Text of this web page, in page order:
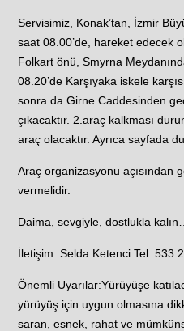
Servisimiz, Konak’tan, İzmir
saat 08.00’de, hareket edecek
Folkart önü, Smyrna
08.20’de Karşıyaka iskele
sonra da Girne Caddesinden
çıkacaktır. 2.araç kalkması
araç olacaktır. Ayrıca sayfada
Araç organizasyonu açısından
vermelidir.
Daima, sevgiyle, dostlukla
İletişim: Selda Ketenci Tel: 533
Önemli Uyarılar:Yürüyüşe
yürüyüş için uygun olmasına
saran, esnek, rahat ve